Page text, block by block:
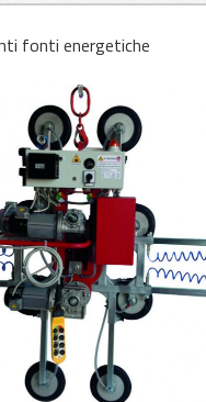
pneumatici
per lastre
fonti energetiche